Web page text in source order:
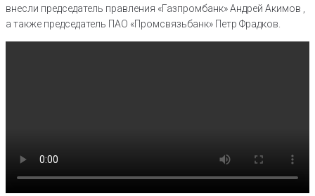
внесли председатель правления «Газпромбанк» Андрей Акимов ,
а также председатель ПАО «Промсвязьбанк» Петр Фрадков.